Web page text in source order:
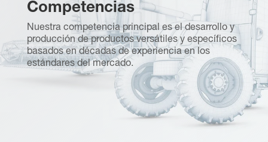
Competencias
Nuestra competencia principal es el desarrollo y
producción de productos versátiles y específicos
basados en décadas de experiencia en los
estándares del mercado.